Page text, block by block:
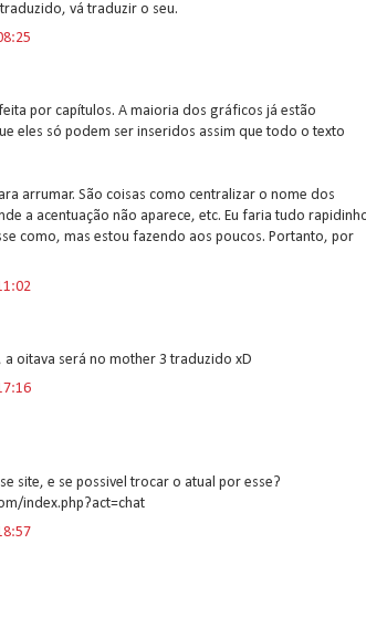
vá traduzir o seu.
por capítulos. A maioria dos gráficos já estão
eles só podem ser inseridos assim que todo o texto
arrumar. São coisas como centralizar o nome dos
a acentuação não aparece, etc. Eu faria tudo
como, mas estou fazendo aos poucos. Portanto, por
a oitava será no mother 3 traduzido xD
site, e se possivel trocar o atual por esse?
index.php?act=chat